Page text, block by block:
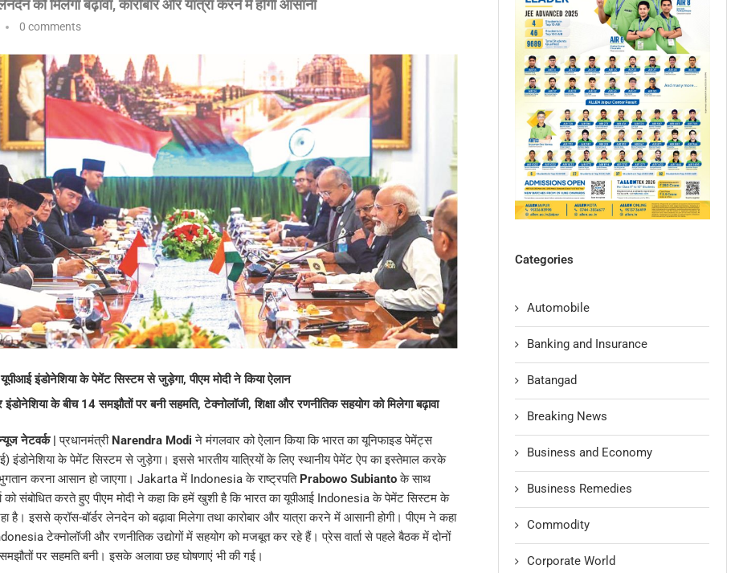
को मिलेगा बढ़ावा, कारोबार और यात्रा करने में होगी आसानी
0 comments
इंडोनेशिया के पेमेंट सिस्टम से जुड़ेगा, पीएम मोदी ने किया ऐलान
के बीच 14 समझौतों पर बनी सहमति, टेक्नोलॉजी, शिक्षा और रणनीतिक सहयोग को मिलेगा बढ़ावा
नेटवर्क |प्रधानमंत्री Narendra Modi ने मंगलवार को ऐलान किया कि भारत का यूनिफाइड पेमेंट्स
इंडोनेशिया के पेमेंट सिस्टम से जुड़ेगा। इससे भारतीय यात्रियों के लिए स्थानीय पेमेंट ऐप का इस्तेमाल करके
करना आसान हो जाएगा। Jakarta में Indonesia के राष्ट्रपति Prabowo Subiantoके साथ
को संबोधित करते हुए पीएम मोदी ने कहा कि हमें खुशी है कि भारत का यूपीआई Indonesia के पेमेंट सिस्टम के
है। इससे क्रॉस-बॉर्डर लेनदेन को बढ़ावा मिलेगा तथा कारोबार और यात्रा करने में आसानी होगी। पीएम ने कहा
टेक्नोलॉजी और रणनीतिक उद्योगों में सहयोग को मजबूत कर रहे हैं। प्रेस वार्ता से पहले बैठक में दोनों
पर सहमति बनी। इसके अलावा छह घोषणाएं भी की गई।
Categories
Automobile
Banking and Insurance
Batangad
Breaking News
Business and Economy
Business Remedies
Commodity
Corporate World